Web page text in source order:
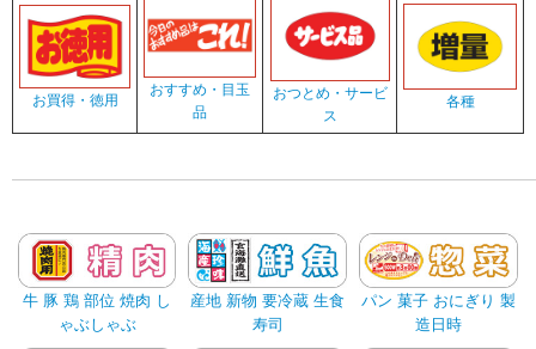
お買得・徳用
おすすめ・目玉
品
おつとめ・サービ
ス
各種
牛 豚 鶏 部位 焼肉 し
ゃぶしゃぶ
産地 新物 要冷蔵 生食
寿司
パン 菓子 おにぎり 製
造日時